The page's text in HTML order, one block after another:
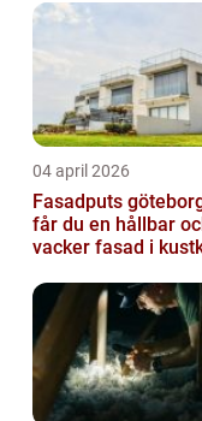
04 april 2026
Fasadputs göteborg
får du en hållbar
vacker fasad i